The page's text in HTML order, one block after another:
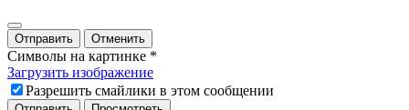
Отправить Отменить
Символы на картинке *
Загрузить изображение
Разрешить смайлики в этом сообщении